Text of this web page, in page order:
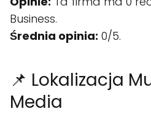
Business.
Średnia opinia: 0/5.
📌 Lokalizacja
Media